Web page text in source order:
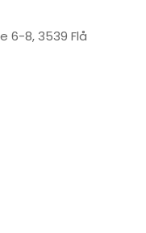
6-8, 3539 Flå